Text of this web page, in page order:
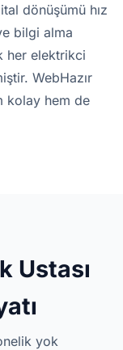
dönüşümü hız
bilgi alma
her elektrikci
WebHazır
kolay hem de
Ustası
yok